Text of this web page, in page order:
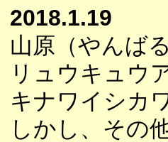
2018.1.19
山原（やんば
リュウキュウ
キナワイシカ
しかし、その